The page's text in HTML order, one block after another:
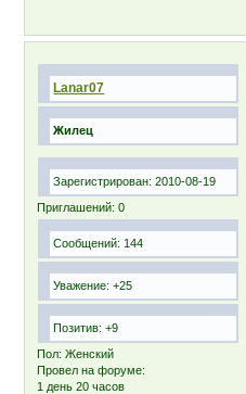
Lanar07
Жилец
Зарегистрирован: 2010-08-19
Приглашений: 0
Сообщений: 144
Уважение: +25
Позитив: +9
Пол: Женский
Провел на форуме:
1 день 20 часов